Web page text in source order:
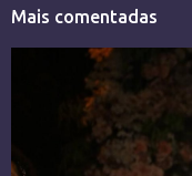
Mais comentadas